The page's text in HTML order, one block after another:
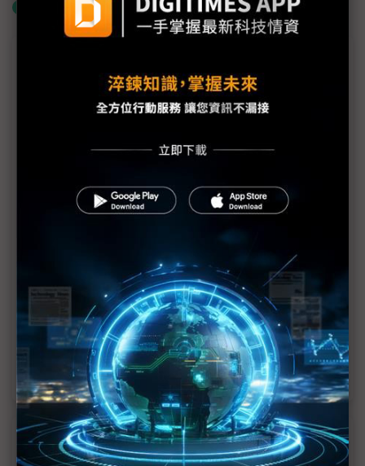
什麼是「關鍵字追蹤」
New Glenn火箭爆炸無損資格 藍色起源仍握美軍發
射競標入場券
藍色起源New Glenn爆炸衝擊擴散 NASA登月計
New Glenn火箭爆炸重創藍色起源 SpaceX競爭優勢
週末新聞速寫：美伊停戰協議前景未明 | 川普政府將
就退還關稅裁決提上訴 | Blue Origin火箭發射台爆炸
藍色起源擴建佛州基地 瞄準太空製造與資料中心
科技1分鐘：新葛倫火箭（New Glenn）
近７天熱門報導